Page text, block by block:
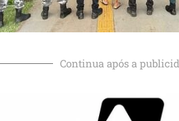
Continua após a